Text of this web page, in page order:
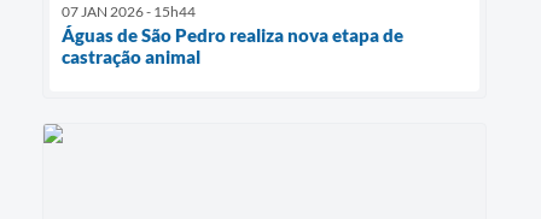
07 JAN 2026 - 15h44
Águas de São Pedro realiza nova etapa de
castração animal